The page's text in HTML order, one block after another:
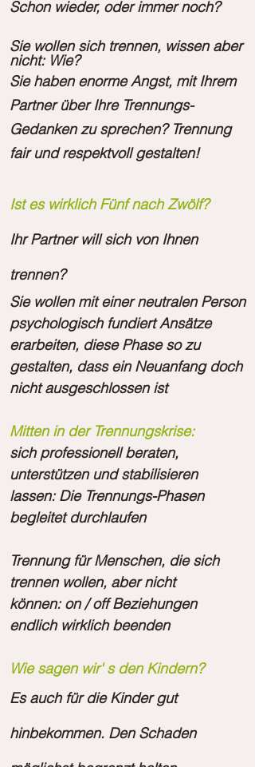
Schon wieder, oder immer noch?
Sie wollen sich trennen, wissen aber
nicht: Wie?
Sie haben enorme Angst, mit Ihrem
Partner über Ihre Trennungs-
Gedanken zu sprechen? Trennung
fair und respektvoll gestalten!
Ist es wirklich Fünf nach Zwölf?
Ihr Partner will sich von Ihnen
trennen?
Sie wollen mit einer neutralen Person
psychologisch fundiert Ansätze
erarbeiten, diese Phase so zu
gestalten, dass ein Neuanfang doch
nicht ausgeschlossen ist
Mitten in der Trennungskrise:
sich professionell beraten,
unterstützen und stabilisieren
lassen: Die Trennungs-Phasen
begleitet durchlaufen
Trennung für Menschen, die sich
trennen wollen, aber nicht
können: on / off Beziehungen
endlich wirklich beenden
Wie sagen wir' s den Kindern?
Es auch für die Kinder gut
hinbekommen. Den Schaden